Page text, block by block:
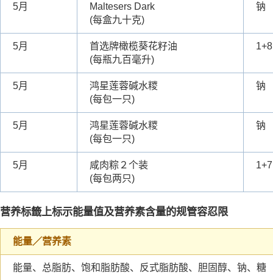
5月
Maltesers Dark
(每盒九十克)
钠
5月
首选牌橄榄葵花籽油
(每瓶九百毫升)
1+8
5月
鸿星莲蓉碱水糭
(每包一只)
钠
5月
鸿星莲蓉碱水糭
(每包一只)
钠
5月
咸肉粽２个装
(每包两只)
1+7
营养标籤上标示能量值及营养素含量的规管容忍限
能量／营养素
能量、总脂肪、饱和脂肪酸、反式脂肪酸、胆固醇、钠、糖